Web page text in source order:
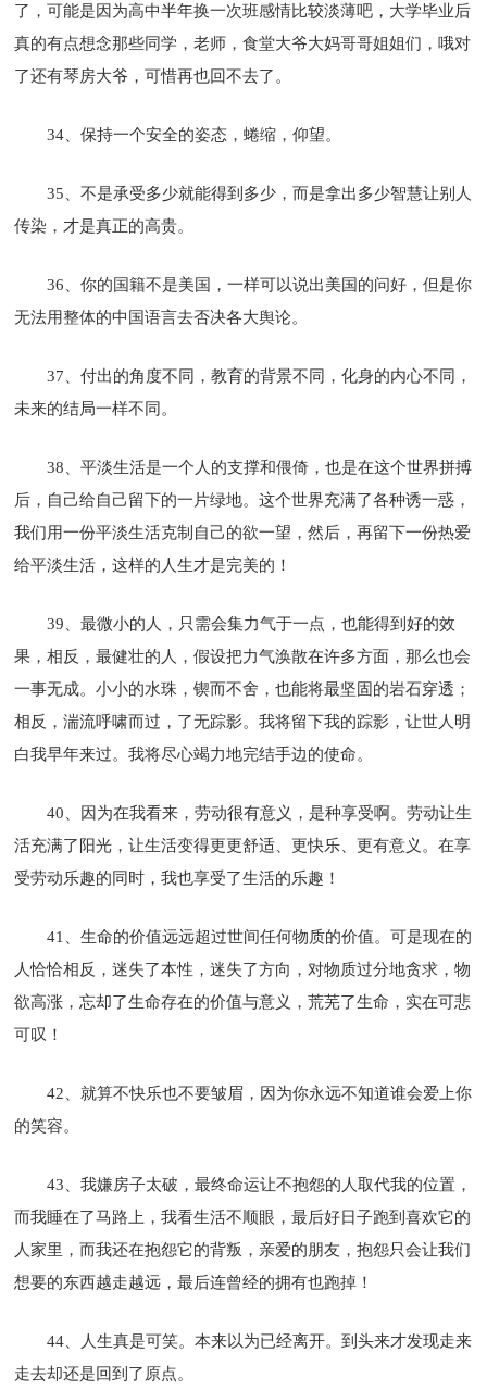
了，可能是因为高中半年换一次班感情比较淡薄吧，大学毕业后
真的有点想念那些同学，老师，食堂大爷大妈哥哥姐姐们，哦对
了还有琴房大爷，可惜再也回不去了。
34、保持一个安全的姿态，蜷缩，仰望。
35、不是承受多少就能得到多少，而是拿出多少智慧让别人
传染，才是真正的高贵。
36、你的国籍不是美国，一样可以说出美国的问好，但是你
无法用整体的中国语言去否决各大舆论。
37、付出的角度不同，教育的背景不同，化身的内心不同，
未来的结局一样不同。
38、平淡生活是一个人的支撑和偎倚，也是在这个世界拼搏
后，自己给自己留下的一片绿地。这个世界充满了各种诱一惑，
我们用一份平淡生活克制自己的欲一望，然后，再留下一份热爱
给平淡生活，这样的人生才是完美的！
39、最微小的人，只需会集力气于一点，也能得到好的效
果，相反，最健壮的人，假设把力气涣散在许多方面，那么也会
一事无成。小小的水珠，锲而不舍，也能将最坚固的岩石穿透；
相反，湍流呼啸而过，了无踪影。我将留下我的踪影，让世人明
白我早年来过。我将尽心竭力地完结手边的使命。
40、因为在我看来，劳动很有意义，是种享受啊。劳动让生
活充满了阳光，让生活变得更更舒适、更快乐、更有意义。在享
受劳动乐趣的同时，我也享受了生活的乐趣！
41、生命的价值远远超过世间任何物质的价值。可是现在的
人恰恰相反，迷失了本性，迷失了方向，对物质过分地贪求，物
欲高涨，忘却了生命存在的价值与意义，荒芜了生命，实在可悲
可叹！
42、就算不快乐也不要皱眉，因为你永远不知道谁会爱上你
的笑容。
43、我嫌房子太破，最终命运让不抱怨的人取代我的位置，
而我睡在了马路上，我看生活不顺眼，最后好日子跑到喜欢它的
人家里，而我还在抱怨它的背叛，亲爱的朋友，抱怨只会让我们
想要的东西越走越远，最后连曾经的拥有也跑掉！
44、人生真是可笑。本来以为已经离开。到头来才发现走来
走去却还是回到了原点。